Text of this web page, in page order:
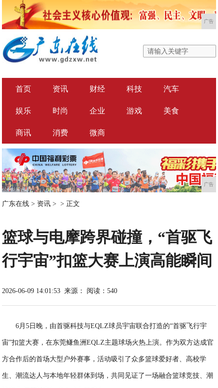
广告
首页 资讯 财经 科技 汽车
娱乐 时尚 企业 游戏 美食
商讯 消费 微商
广告
广东在线 > 资讯 > > 正文
篮球与电摩跨界碰撞，“首驱飞
行宇宙”扣篮大赛上演高能瞬间
2026-06-09 14:01:53 来源： 阅读：540
6月5日晚，由首驱科技与EQLZ球员宇宙联合打造的“首驱飞行宇
宙”扣篮大赛，在东莞鳒鱼洲EQLZ主题球场火热上演。作为双方达成官
方合作后的首场大型户外赛事，活动吸引了众多篮球爱好者、高校学
生、潮流达人与本地年轻群体到场，共同见证了一场融合篮球竞技、潮